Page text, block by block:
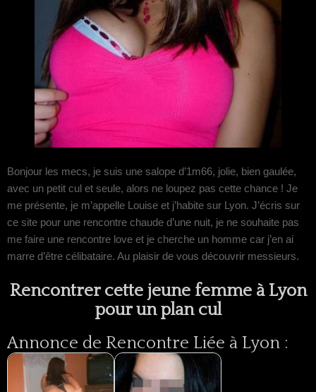
Bonjour les mecs, je suis une salope d’1m66, jolie, bien gaulée,
avec un petit cul et seule, alors ne loupez pas cette chance ! Je
me présente, je m’appelle Louise et j’habite sur Lyon. J’écris sur
ce site pour une rencontre chaude d’une nuit, je ne souhaite pas
me faire une rencontre love et je cherche un homme car j’en ai
marre d’être célibataire. Au plaisir de vous découvrir messieurs.
Rencontrer cette jeune femme à Lyon
pour un plan cul
Annonce de Rencontre Liée à Lyon :